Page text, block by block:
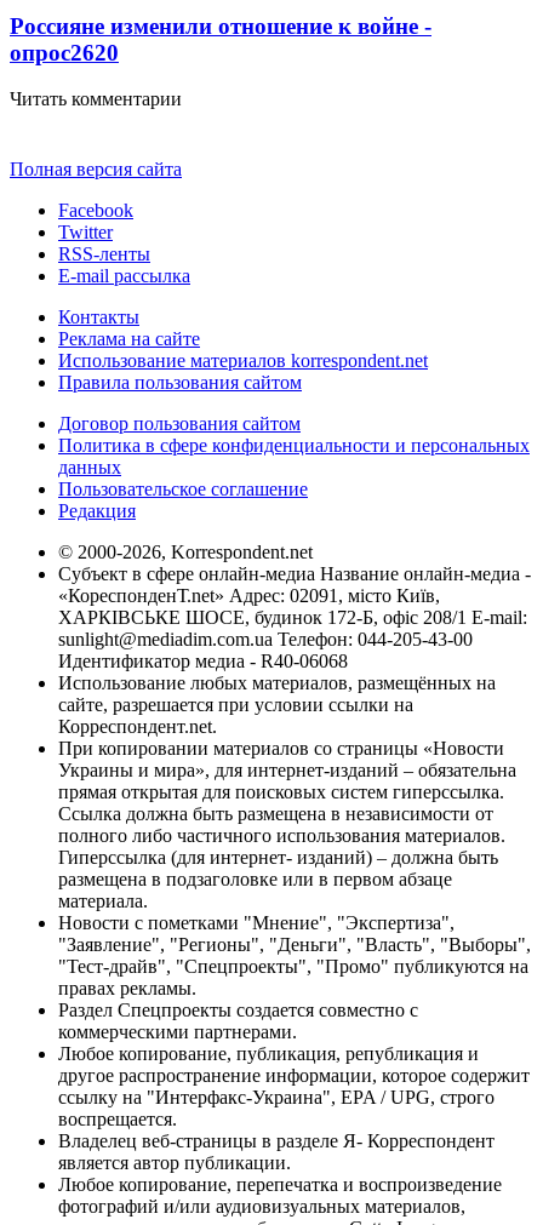
Россияне изменили отношение к войне -
опрос2620
Читать комментарии
Полная версия сайта
Facebook
Twitter
RSS-ленты
E-mail рассылка
Контакты
Реклама на сайте
Использование материалов korrespondent.net
Правила пользования сайтом
Договор пользования сайтом
Политика в сфере конфиденциальности и персональных
данных
Пользовательское соглашение
Редакция
© 2000-2026, Korrespondent.net
Субъект в сфере онлайн-медиа Название онлайн-медиа -
«КореспонденТ.net» Адрес: 02091, місто Київ,
ХАРКІВСЬКЕ ШОСЕ, будинок 172-Б, офіс 208/1 E-mail:
sunlight@mediadim.com.ua Телефон: 044-205-43-00
Идентификатор медиа - R40-06068
Использование любых материалов, размещённых на
сайте, разрешается при условии ссылки на
Корреспондент.net.
При копировании материалов со страницы «Новости
Украины и мира», для интернет-изданий – обязательна
прямая открытая для поисковых систем гиперссылка.
Ссылка должна быть размещена в независимости от
полного либо частичного использования материалов.
Гиперссылка (для интернет- изданий) – должна быть
размещена в подзаголовке или в первом абзаце
материала.
Новости с пометками "Мнение", "Экспертиза",
"Заявление", "Регионы", "Деньги", "Власть", "Выборы",
"Тест-драйв", "Спецпроекты", "Промо" публикуются на
правах рекламы.
Раздел Спецпроекты создается совместно с
коммерческими партнерами.
Любое копирование, публикация, републикация и
другое распространение информации, которое содержит
ссылку на "Интерфакс-Украина", EPA / UPG, строго
воспрещается.
Владелец веб-страницы в разделе Я- Корреспондент
является автор публикации.
Любое копирование, перепечатка и воспроизведение
фотографий и/или аудиовизуальных материалов,